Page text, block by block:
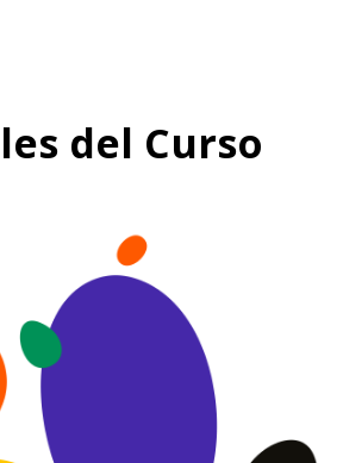
del Curso